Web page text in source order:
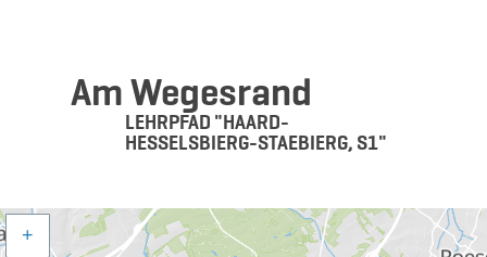
Am Wegesrand
LEHRPFAD "HAARD-
HESSELSBIERG-STAEBIERG, S1"
+